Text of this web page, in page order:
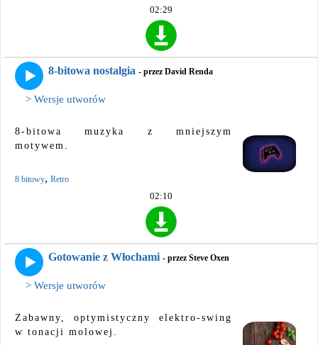
02:29
8-bitowa nostalgia - przez David Renda
> Wersje utworów
8-bitowa muzyka z mniejszym
motywem.
8 bitowy, Retro
02:10
Gotowanie z Włochami - przez Steve Oxen
> Wersje utworów
Zabawny, optymistyczny elektro-swing
w tonacji molowej.